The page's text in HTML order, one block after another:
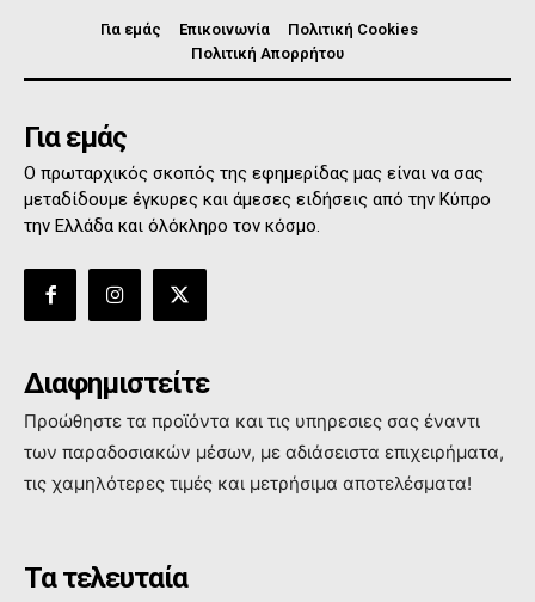
Για εμάς Επικοινωνία
Πολιτική Cookies
Πολιτική Απορρήτου
Για εμάς
Ο πρωταρχικός σκοπός της εφημερίδας μας είναι να σας
μεταδίδουμε έγκυρες και άμεσες ειδήσεις από την Κύπρο
την Ελλάδα και όλόκληρο τον κόσμο.
Διαφημιστείτε
Προώθηστε τα προϊόντα και τις υπηρεσιες σας έναντι
των παραδοσιακών μέσων, με αδιάσειστα επιχειρήματα,
τις χαμηλότερες τιμές και μετρήσιμα αποτελέσματα!
Τα τελευταία